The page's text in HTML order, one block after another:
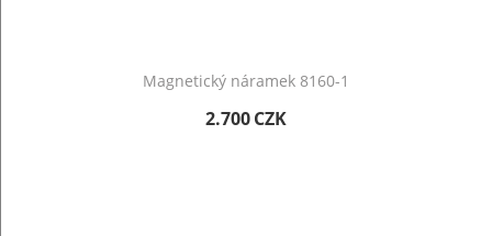
Magnetický náramek 8160-1
2.700CZK